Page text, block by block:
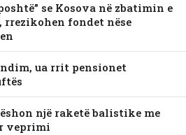
se Kosova në zbatimin e
rrezikohen fondet nëse
ua rrit pensionet
një raketë balistike me
veprimi